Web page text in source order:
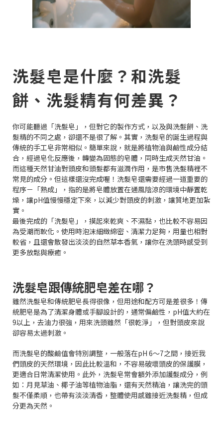
洗髮皂是什麼？和洗髮
餅、洗髮精有何差異？
你可能聽過「洗髮皂」，但對它的製作方式，以及與洗髮餅、洗
髮精的不同之處，卻還不是很了解。其實，洗髮皂的誕生過程與
傳統的手工皂非常相似。簡單來說，就是將植物油與鹼性成分結
合，經過皂化反應後，轉變為固態的皂體，同時生成天然甘油。
而這種天然甘油對頭皮和頭髮都有滋潤作用，是市售洗髮精裡不
常見的成分。但這樣還沒完成喔！洗髮皂還需要經過一道重要的
程序－「熟成」，指的是將皂體放置在通風陰涼的環境中靜置乾
燥，讓pH值慢慢穩定下來，以減少對頭皮的刺激，讓質地更加紮
實。
最後完成的「洗髮皂」，摸起來乾爽、不濕黏，也比較不容易因
為受潮而軟化。使用時泡沫細緻綿密、清潔力足夠，用量也相對
較省，且還會散發出淡淡的自然草本香氣，讓你在洗頭時感受到
更多放鬆與療癒。
洗髮皂跟傳統肥皂差在哪？
雖然洗髮皂和傳統肥皂長得很像，但用途和配方可是差很多！傳
統肥皂是為了清潔身體或手腳設計的，通常偏鹼性，pH值大約在
9以上，去油力很強，用來洗頭雖然「很乾淨」，但對頭皮來說
卻容易太過刺激。
而洗髮皂的酸鹼值會特別調整，一般落在pH 6～7之間，接近我
們頭皮的天然環境，因此比較溫和，不容易破壞頭皮的保護膜，
更適合日常清潔使用。此外，洗髮皂常會額外添加護髮成分，例
如：月見草油、椰子油等植物油脂，還有天然精油，讓洗完的頭
髮不僅柔順，也帶有淡淡清香，整體使用感雖接近洗髮精，但成
分更為天然。